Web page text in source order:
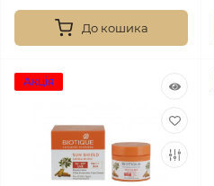
До кошика
Акція